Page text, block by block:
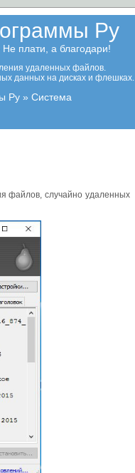
Ру
плати, а благодари!
удаленных файлов.
данных на дисках и флешках.
Ру Система
файлов, случайно удаленных